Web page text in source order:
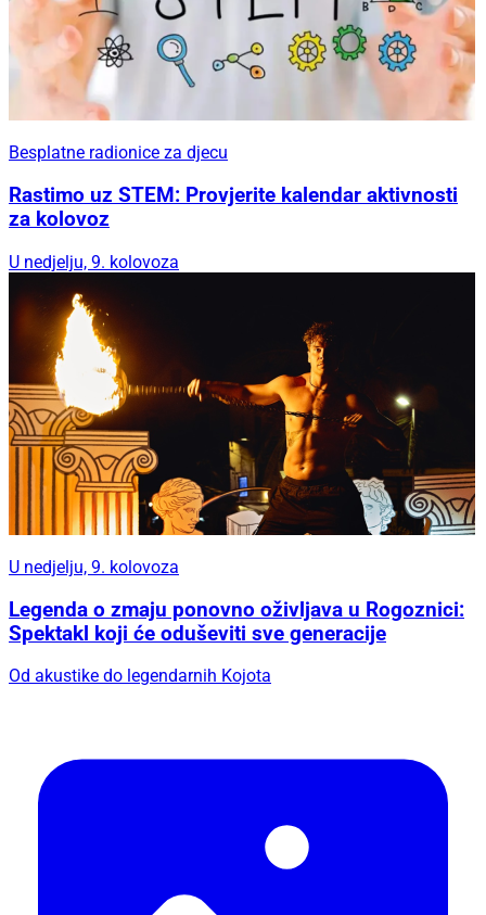
Besplatne radionice za djecu
Rastimo uz STEM: Provjerite kalendar aktivnosti
za kolovoz
U nedjelju, 9. kolovoza
U nedjelju, 9. kolovoza
Legenda o zmaju ponovno oživljava u Rogoznici:
Spektakl koji će oduševiti sve generacije
Od akustike do legendarnih Kojota